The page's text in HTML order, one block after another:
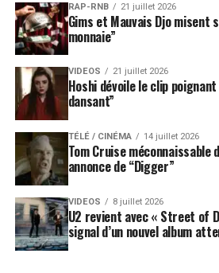
RAP-RNB 21 juillet 2026
Gims et Mauvais Djo misent
monnaie”
VIDEOS 21 juillet 2026
Hoshi dévoile le clip
dansant”
TÉLÉ / CINÉMA 14 juillet 2026
Tom Cruise méconnaissable
annonce de “Digger”
VIDEOS 8 juillet 2026
U2 revient avec « Street of
signal d’un nouvel album